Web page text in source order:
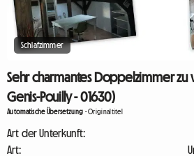
Schlafzimmer
Sehr charmantes Doppelzimmer zu
Genis-Pouilly - 01630)
Automatische Übersetzung -Originaltitel
Art der Unterkunft:
Art: